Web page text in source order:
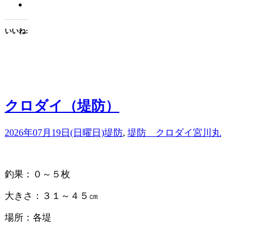
いいね:
クロダイ（堤防）
2026年07月19日(日曜日)堤防, 堤防 クロダイ宮川丸
釣果：０～５枚
大きさ：３１～４５㎝
場所：各堤